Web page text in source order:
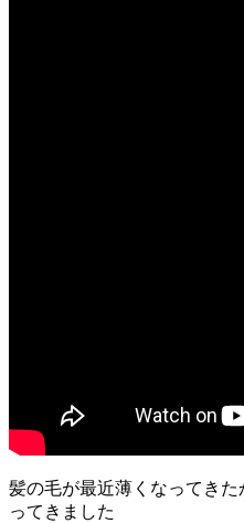
髪の毛が最近薄くなってき
ってきました